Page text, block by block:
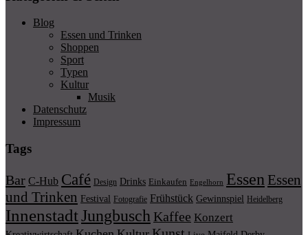
Blog
Essen und Trinken
Shoppen
Sport
Typen
Kultur
Musik
Datenschutz
Impressum
Tags
Bar C-Hub Café Design Drinks Einkaufen Engelhorn Essen Essen
und Trinken Festival Fotografie Frühstück Gewinnspiel Heidelberg
InnenstadtJungbusch Kaffee Konzert